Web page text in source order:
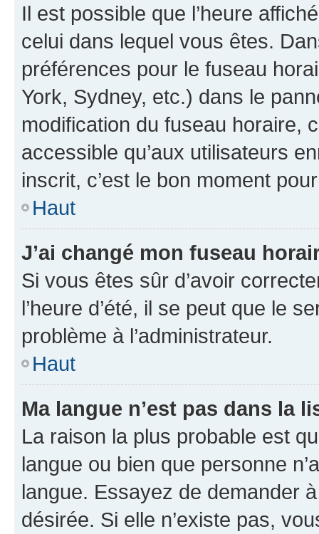
Il est possible que l’heure
celui dans lequel vous êtes.
préférences pour le fuseau
York, Sydney, etc.) dans le
modification du fuseau horaire,
accessible qu’aux utilisateurs
inscrit, c’est le bon moment
Haut
J’ai changé mon fuseau
Si vous êtes sûr d’avoir
l’heure d’été, il se peut que le
problème à l’administrateur.
Haut
Ma langue n’est pas dans la
La raison la plus probable est
langue ou bien que personne
langue. Essayez de demander
désirée. Si elle n’existe pas,